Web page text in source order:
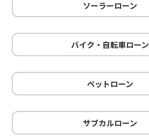
ソーラーローン
バイク・自転車ローン
ペットローン
サブカルローン